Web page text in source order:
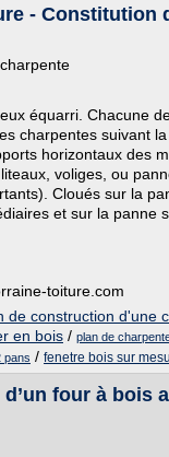
- Constitution
équarri. Chacune
charpentes suivant la
horizontaux des
voliges, ou
Cloués sur la
et sur la panne
toiture.com
de construction d'une
en bois / plan de
pans / fenetre bois sur
four à bois